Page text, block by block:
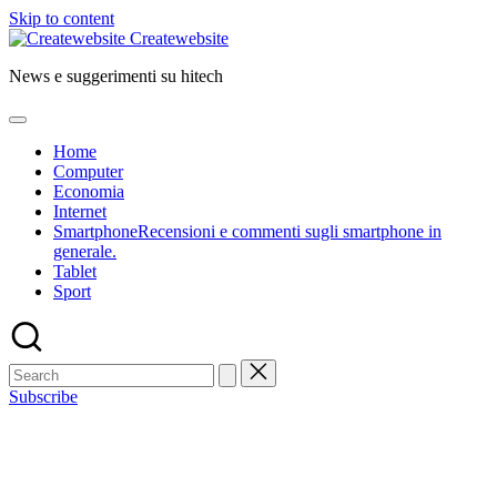
Skip to content
Createwebsite
News e suggerimenti su hitech
Home
Computer
Economia
Internet
SmartphoneRecensioni e commenti sugli smartphone in
generale.
Tablet
Sport
Subscribe